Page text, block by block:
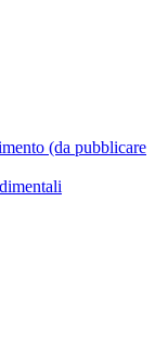
(da pubblicare